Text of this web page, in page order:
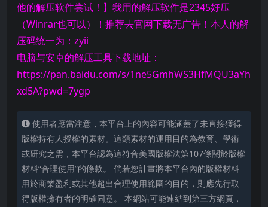
他的解压软件尝试！】我用的解压软件是2345好压
（Winrar也可以）！推荐去官网下载无广告！本人的解
压码统一为：zyii
电脑与安卓的解压工具下载地址：
https://pan.baidu.com/s/1ne5GmhWS3HfMQU3aYh
xd5A?pwd=7ygp
使用者應當注意，本平台上的內容可能涵蓋了未直接獲得
版權持有人授權的素材。這類素材的運用目的為教育、學術
或研究之需，本平台認為這符合美國版權法第107條關於版權
材料“合理使用”的條款。 倘若您計畫將本平台內的版權材料
用於商業盈利或其他超出合理使用範圍的目的，則應先行取
得版權擁有者的明確同意。 本網站可能連結到第三方網頁，